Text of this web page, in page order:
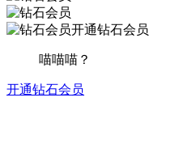
开通钻石会员
喵喵喵？
开通钻石会员